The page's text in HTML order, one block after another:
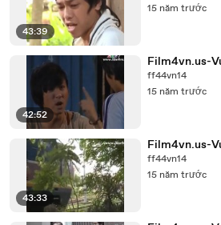
43:39
15 năm trước
42:52
Film4vn.us-
ff44vn14
15 năm trước
43:33
Film4vn.us-
ff44vn14
15 năm trước